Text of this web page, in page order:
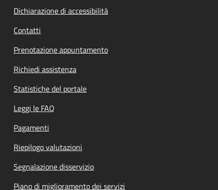
Dichiarazione di accessibilità
Contatti
Prenotazione appuntamento
Richiedi assistenza
Statistiche del portale
Leggi le FAQ
Pagamenti
Riepilogo valutazioni
Segnalazione disservizio
Piano di miglioramento dei servizi